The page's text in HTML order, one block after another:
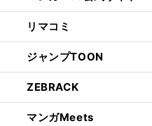
リマコミ
ジャンプTOON
ZEBRACK
マンガMeets